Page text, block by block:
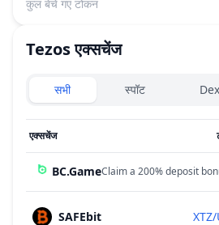
कुल बेचे गए टोकन
Tezosएक्सचेंज
Exchanges type
सभी स्पॉट Dex
एक्सचेंज
BC.GameClaim a 200% deposit
SAFEbit